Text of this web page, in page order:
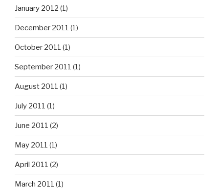
January 2012 (1)
December 2011 (1)
October 2011 (1)
September 2011 (1)
August 2011 (1)
July 2011 (1)
June 2011 (2)
May 2011 (1)
April 2011 (2)
March 2011 (1)